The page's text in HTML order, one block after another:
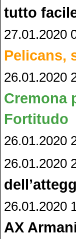
tutto
27.01.2020
Pelicans,
26.01.2020
Cremona
Fortitudo
26.01.2020
26.01.2020
26.01.2020
AX